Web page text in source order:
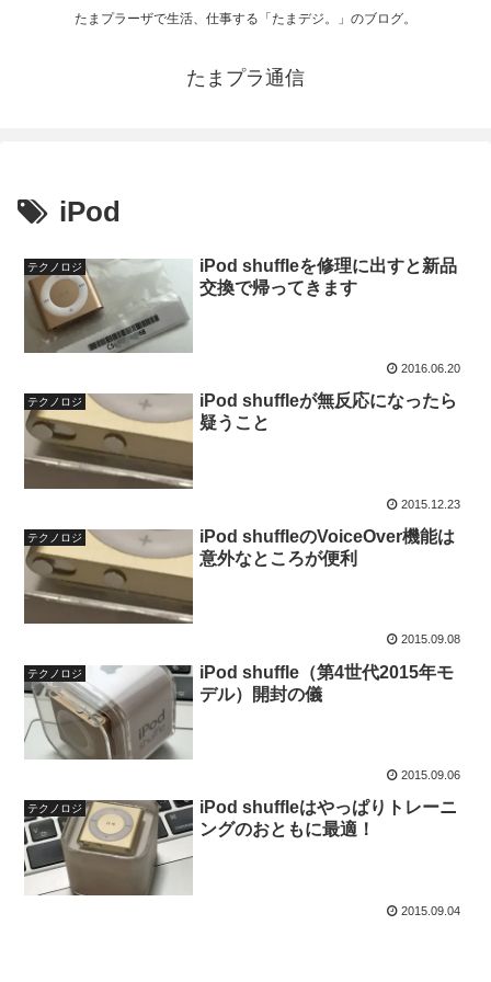
たまプラーザで生活、仕事する「たまデジ。」のブログ。
たまプラ通信
iPod
テクノロジ
iPod shuffleを修理に出すと新品
交換で帰ってきます
2016.06.20
テクノロジ
iPod shuffleが無反応になったら
疑うこと
2015.12.23
テクノロジ
iPod shuffleのVoiceOver機能は
意外なところが便利
2015.09.08
テクノロジ
iPod shuffle（第4世代2015年モ
デル）開封の儀
2015.09.06
テクノロジ
iPod shuffleはやっぱりトレーニ
ングのおともに最適！
2015.09.04